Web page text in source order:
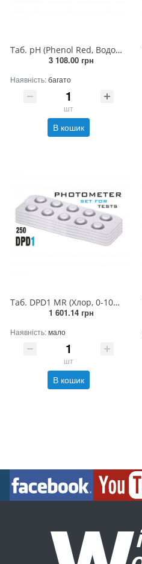
Таб. рН (Phenol Red, Водородний показник, 6,5-8,4 мл/л) (500 піг/уп.) (10 піг/шт) PrimeLab/PoolLab
3 108.00 грн
Наявність:багато
шт
В кошик
Таб. DPD1 MR (Хлор, 0-10mg/l) 250 піг/уп. (10таб/шт) PrimeLab
1 601.14 грн
Наявність:мало
шт
В кошик